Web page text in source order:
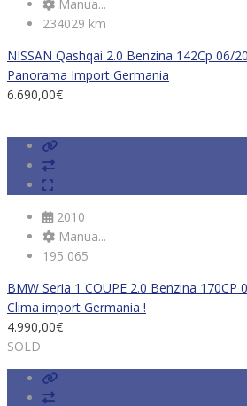
Manua...
234029 km
NISSAN Qashqai 2.0 Benzina 142Cp 06/
Panorama Import Germania
6.690,00€
2010
Manua...
195 065
BMW Seria 1 COUPE 2.0 Benzina
Clima import Germania !
4.990,00€
SOLD